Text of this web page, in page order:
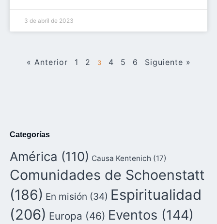
3 de abril de 2023
« Anterior 1 2 3 4 5 6 Siguiente »
Categorías
América (110) Causa Kentenich (17)
Comunidades de Schoenstatt
(186) En misión (34) Espiritualidad
(206) Europa (46) Eventos (144)